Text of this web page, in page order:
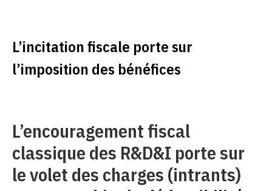
L’incitation fiscale porte sur
l’imposition des bénéfices
L’encouragement fiscal
classique des R&D&I porte sur
le volet des charges (intrants)